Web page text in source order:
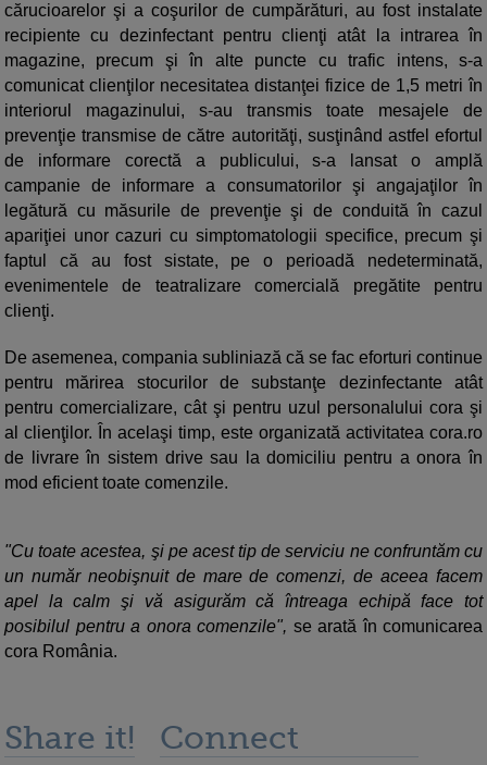
cărucioarelor şi a coşurilor de cumpărături, au fost instalate
recipiente cu dezinfectant pentru clienţi atât la intrarea în
magazine, precum şi în alte puncte cu trafic intens, s-a
comunicat clienţilor necesitatea distanţei fizice de 1,5 metri în
interiorul magazinului, s-au transmis toate mesajele de
prevenţie transmise de către autorităţi, susţinând astfel efortul
de informare corectă a publicului, s-a lansat o amplă
campanie de informare a consumatorilor şi angajaţilor în
legătură cu măsurile de prevenţie şi de conduită în cazul
apariţiei unor cazuri cu simptomatologii specifice, precum şi
faptul că au fost sistate, pe o perioadă nedeterminată,
evenimentele de teatralizare comercială pregătite pentru
clienţi.
De asemenea, compania subliniază că se fac eforturi continue
pentru mărirea stocurilor de substanţe dezinfectante atât
pentru comercializare, cât şi pentru uzul personalului cora şi
al clienţilor. În acelaşi timp, este organizată activitatea cora.ro
de livrare în sistem drive sau la domiciliu pentru a onora în
mod eficient toate comenzile.
"Cu toate acestea, şi pe acest tip de serviciu ne confruntăm cu
un număr neobişnuit de mare de comenzi, de aceea facem
apel la calm şi vă asigurăm că întreaga echipă face tot
posibilul pentru a onora comenzile", se arată în comunicarea
cora România.
Share it! Connect